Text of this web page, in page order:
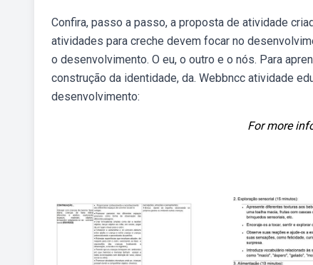
Confira, passo a passo, a proposta de atividade
atividades para creche devem focar no
o desenvolvimento. O eu, o outro e o nós. Para
construção da identidade, da. Webbncc atividade
desenvolvimento:
For more